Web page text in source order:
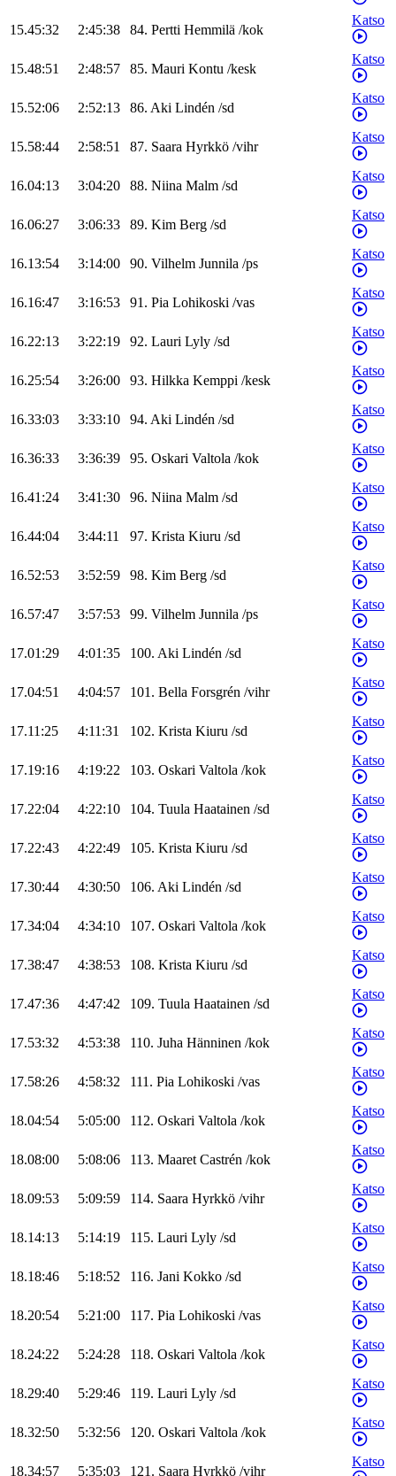
15.45:32 2:45:38 84. Pertti Hemmilä /kok
Katso
15.48:51 2:48:57 85. Mauri Kontu /kesk
Katso
15.52:06 2:52:13 86. Aki Lindén /sd
Katso
15.58:44 2:58:51 87. Saara Hyrkkö /vihr
Katso
16.04:13 3:04:20 88. Niina Malm /sd
Katso
16.06:27 3:06:33 89. Kim Berg /sd
Katso
16.13:54 3:14:00 90. Vilhelm Junnila /ps
Katso
16.16:47 3:16:53 91. Pia Lohikoski /vas
Katso
16.22:13 3:22:19 92. Lauri Lyly /sd
Katso
16.25:54 3:26:00 93. Hilkka Kemppi /kesk
Katso
16.33:03 3:33:10 94. Aki Lindén /sd
Katso
16.36:33 3:36:39 95. Oskari Valtola /kok
Katso
16.41:24 3:41:30 96. Niina Malm /sd
Katso
16.44:04 3:44:11 97. Krista Kiuru /sd
Katso
16.52:53 3:52:59 98. Kim Berg /sd
Katso
16.57:47 3:57:53 99. Vilhelm Junnila /ps
Katso
17.01:29 4:01:35 100. Aki Lindén /sd
Katso
17.04:51 4:04:57 101. Bella Forsgrén /vihr
Katso
17.11:25 4:11:31 102. Krista Kiuru /sd
Katso
17.19:16 4:19:22 103. Oskari Valtola /kok
Katso
17.22:04 4:22:10 104. Tuula Haatainen /sd
Katso
17.22:43 4:22:49 105. Krista Kiuru /sd
Katso
17.30:44 4:30:50 106. Aki Lindén /sd
Katso
17.34:04 4:34:10 107. Oskari Valtola /kok
Katso
17.38:47 4:38:53 108. Krista Kiuru /sd
Katso
17.47:36 4:47:42 109. Tuula Haatainen /sd
Katso
17.53:32 4:53:38 110. Juha Hänninen /kok
Katso
17.58:26 4:58:32 111. Pia Lohikoski /vas
Katso
18.04:54 5:05:00 112. Oskari Valtola /kok
Katso
18.08:00 5:08:06 113. Maaret Castrén /kok
Katso
18.09:53 5:09:59 114. Saara Hyrkkö /vihr
Katso
18.14:13 5:14:19 115. Lauri Lyly /sd
Katso
18.18:46 5:18:52 116. Jani Kokko /sd
Katso
18.20:54 5:21:00 117. Pia Lohikoski /vas
Katso
18.24:22 5:24:28 118. Oskari Valtola /kok
Katso
18.29:40 5:29:46 119. Lauri Lyly /sd
Katso
18.32:50 5:32:56 120. Oskari Valtola /kok
Katso
18.34:57 5:35:03 121. Saara Hyrkkö /vihr
Katso